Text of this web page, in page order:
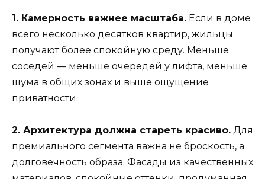
1. Камерность важнее масштаба. Если в доме
всего несколько десятков квартир, жильцы
получают более спокойную среду. Меньше
соседей — меньше очередей у лифта, меньше
шума в общих зонах и выше ощущение
приватности.
2. Архитектура должна стареть красиво. Для
премиального сегмента важна не броскость, а
долговечность образа. Фасады из качественных